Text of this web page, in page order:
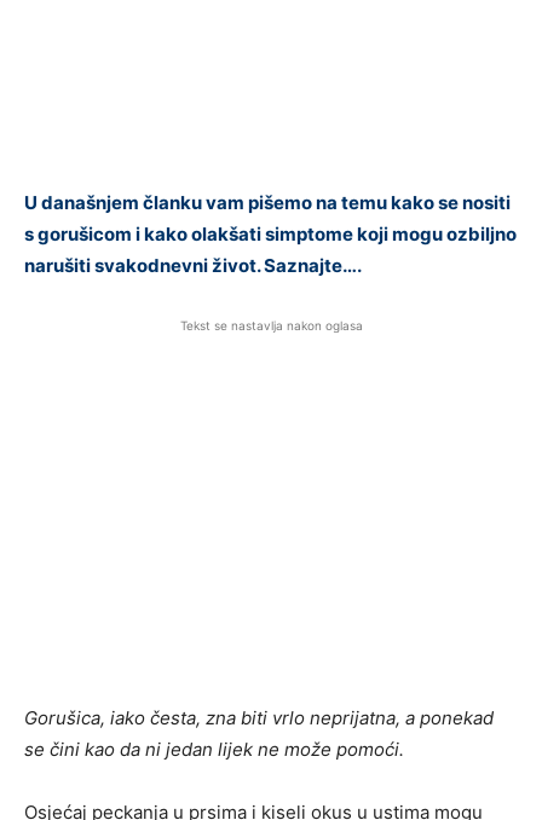
U današnjem članku vam pišemo na temu kako se nositi
s gorušicom i kako olakšati simptome koji mogu ozbiljno
narušiti svakodnevni život. Saznajte….
Tekst se nastavlja nakon oglasa
Gorušica, iako česta, zna biti vrlo neprijatna, a ponekad
se čini kao da ni jedan lijek ne može pomoći.
Osjećaj peckanja u prsima i kiseli okus u ustima mogu